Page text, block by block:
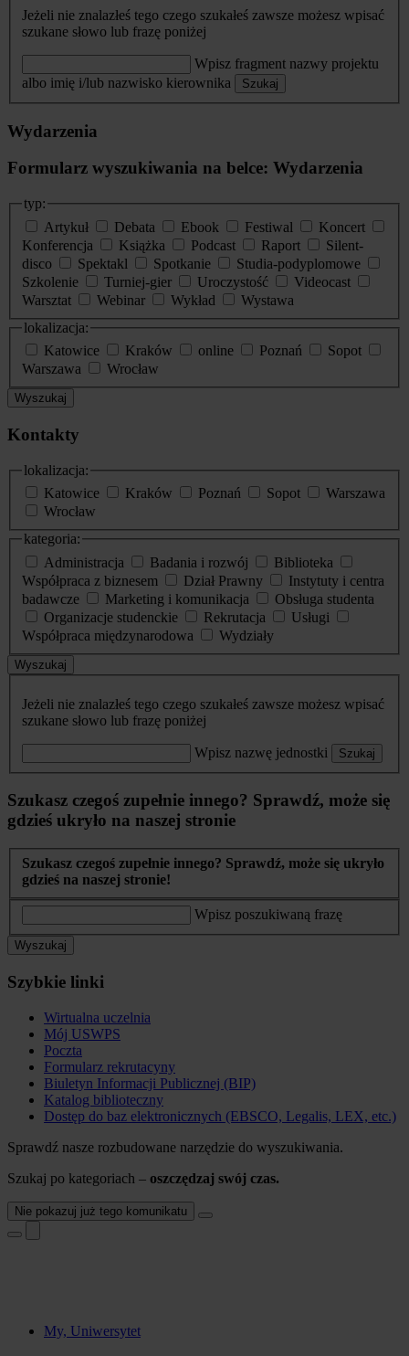
Jeżeli nie znalazłeś tego czego szukałeś zawsze możesz wpisać
szukane słowo lub frazę poniżej
Wpisz fragment nazwy projektu
albo imię i/lub nazwisko kierownika
Szukaj
Wydarzenia
Formularz wyszukiwania na belce: Wydarzenia
typ:
Artykuł
Debata Ebook Festiwal
Koncert
Konferencja
Książka Podcast Raport
Silent-
disco
Spektakl Spotkanie
Studia-podyplomowe
Szkolenie
Turniej-gier Uroczystość
Videocast
Warsztat
Webinar Wykład
Wystawa
lokalizacja:
Katowice
Kraków online Poznań
Sopot
Warszawa
Wrocław
Wyszukaj
Kontakty
lokalizacja:
Katowice
Kraków Poznań Sopot
Warszawa
Wrocław
kategoria:
Administracja
Badania i rozwój
Biblioteka
Współpraca z biznesem
Dział Prawny
Instytuty i centra
badawcze
Marketing i komunikacja
Obsługa studenta
Organizacje studenckie
Rekrutacja
Usługi
Współpraca międzynarodowa
Wydziały
Wyszukaj
Jeżeli nie znalazłeś tego czego szukałeś zawsze możesz wpisać
szukane słowo lub frazę poniżej
Wpisz nazwę jednostki Szukaj
Szukasz czegoś zupełnie innego? Sprawdź, może się
gdzieś ukryło na naszej stronie
Szukasz czegoś zupełnie innego? Sprawdź, może się ukryło
gdzieś na naszej stronie!
Wpisz poszukiwaną frazę
Wyszukaj
Szybkie linki
Wirtualna uczelnia
Mój USWPS
Poczta
Formularz rekrutacyny
Biuletyn Informacji Publicznej (BIP)
Katalog biblioteczny
Dostęp do baz elektronicznych (EBSCO, Legalis, LEX, etc.)
Sprawdź nasze rozbudowane narzędzie do wyszukiwania.
Szukaj po kategoriach – oszczędzaj swój czas.
Nie pokazuj już tego komunikatu
My, Uniwersytet